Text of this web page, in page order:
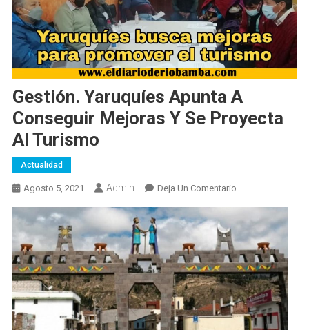
Gestión. Yaruquíes Apunta A
Conseguir Mejoras Y Se Proyecta
Al Turismo
Actualidad
Agosto 5, 2021 Admin Deja Un ComentarioEn
Yaruquíes
Apunta
A
Conseguir
Mejoras
Y
Se